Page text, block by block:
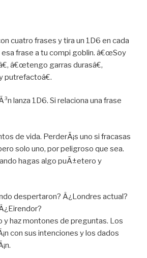
cuatro frases y tira un 1D6 en cada
esa frase a tu compi goblin. â€œSoy
â€œtengo garras durasâ€,
lanza 1D6. Si relaciona una frase
de vida. PerderÃ¡s uno si fracasas
solo uno, por peligroso que sea.
hagas algo puÃ±etero y
despertaron? Â¿Londres actual?
y haz montones de preguntas. Los
con sus intenciones y los dados